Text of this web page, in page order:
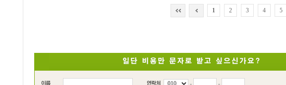
1 2 3 4 5
-
-